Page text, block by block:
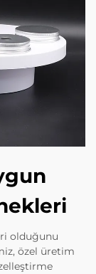
olduğunu
özel üretim